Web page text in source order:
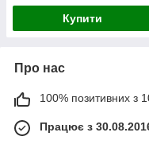
Купити
Про нас
100% позитивних з 10
Працює з